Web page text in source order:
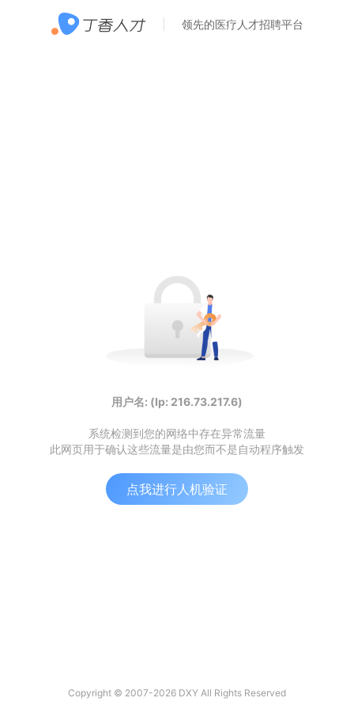
领先的医疗人才招聘平台
用户名: (Ip: 216.73.217.6)
系统检测到您的网络中存在异常流量
此网页用于确认这些流量是由您而不是自动程序触发
点我进行人机验证
Copyright © 2007-2026 DXY All Rights Reserved